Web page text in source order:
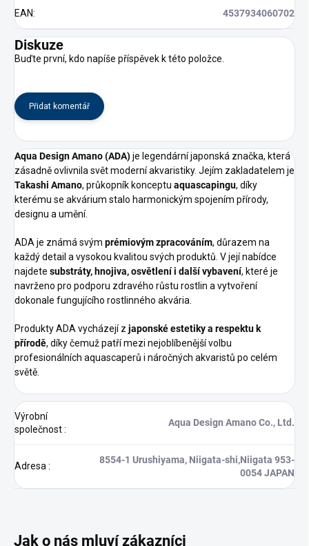
EAN: 4537934060702
Diskuze
Buďte první, kdo napíše příspěvek k této položce.
Přidat komentář
Aqua Design Amano (ADA)je legendární japonská značka, která
zásadně ovlivnila svět moderní akvaristiky. Jejím zakladatelem je
Takashi Amano, průkopník konceptu aquascapingu, díky
kterému se akvárium stalo harmonickým spojením přírody,
designu a umění.
ADA je známá svým prémiovým zpracováním, důrazem na
každý detail a vysokou kvalitou svých produktů. V její nabídce
najdete substráty, hnojiva, osvětlení i další vybavení, které je
navrženo pro podporu zdravého růstu rostlin a vytvoření
dokonale fungujícího rostlinného akvária.
Produkty ADA vycházejí z japonské estetiky a respektu k
přírodě, díky čemuž patří mezi nejoblíbenější volbu
profesionálních aquascaperů i náročných akvaristů po celém
světě.
Výrobní
společnost:
Aqua Design Amano Co., Ltd.
Adresa :
8554-1 Urushiyama, Niigata-shi,Niigata 953-
0054 JAPAN